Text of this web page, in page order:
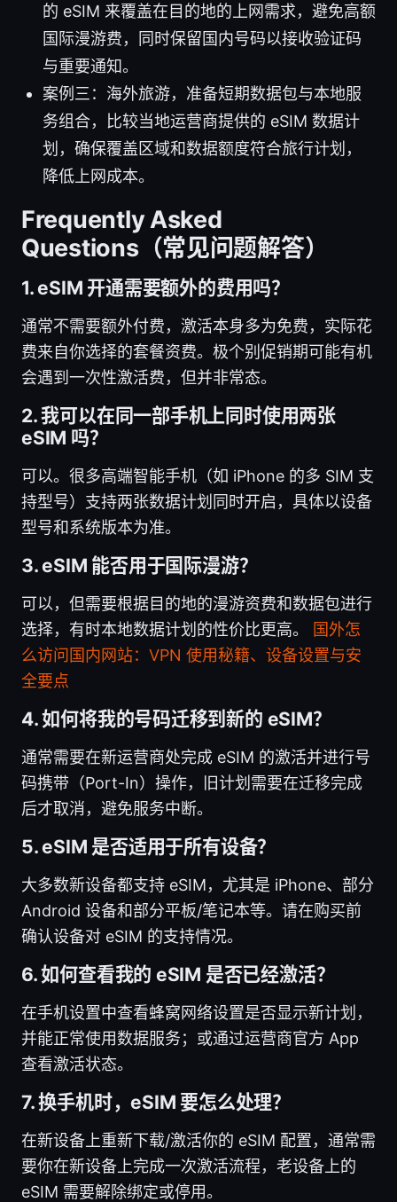
的 eSIM 来覆盖在目的地的上网需求，避免高额
国际漫游费，同时保留国内号码以接收验证码
与重要通知。
案例三：海外旅游，准备短期数据包与本地服
务组合，比较当地运营商提供的 eSIM 数据计
划，确保覆盖区域和数据额度符合旅行计划，
降低上网成本。
Frequently Asked
Questions（常见问题解答）
1. eSIM 开通需要额外的费用吗？
通常不需要额外付费，激活本身多为免费，实际花
费来自你选择的套餐资费。极个别促销期可能有机
会遇到一次性激活费，但并非常态。
2. 我可以在同一部手机上同时使用两张
eSIM 吗？
可以。很多高端智能手机（如 iPhone 的多 SIM 支
持型号）支持两张数据计划同时开启，具体以设备
型号和系统版本为准。
3. eSIM 能否用于国际漫游？
可以，但需要根据目的地的漫游资费和数据包进行
选择，有时本地数据计划的性价比更高。
国外怎
么访问国内网站：VPN 使用秘籍、设备设置与安
全要点
4. 如何将我的号码迁移到新的 eSIM？
通常需要在新运营商处完成 eSIM 的激活并进行号
码携带（Port-In）操作，旧计划需要在迁移完成
后才取消，避免服务中断。
5. eSIM 是否适用于所有设备？
大多数新设备都支持 eSIM，尤其是 iPhone、部分
Android 设备和部分平板/笔记本等。请在购买前
确认设备对 eSIM 的支持情况。
6. 如何查看我的 eSIM 是否已经激活？
在手机设置中查看蜂窝网络设置是否显示新计划，
并能正常使用数据服务；或通过运营商官方 App
查看激活状态。
7. 换手机时，eSIM 要怎么处理？
在新设备上重新下载/激活你的 eSIM 配置，通常需
要你在新设备上完成一次激活流程，老设备上的
eSIM 需要解除绑定或停用。